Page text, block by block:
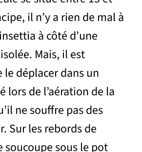
il n’y a rien de mal à
à côté d’une
Mais, il est
déplacer dans un
lors de l’aération de la
ne souffre pas des
Sur les rebords de
soucoupe sous le pot